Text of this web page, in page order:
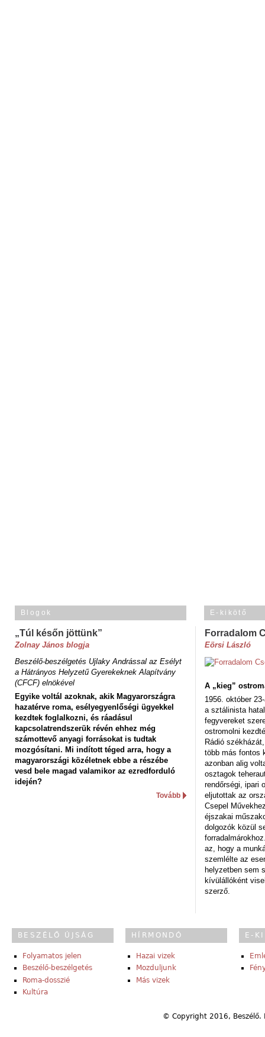
Blogok
„Túl későn jöttünk”
Zolnay János blogja
Beszélő-beszélgetés Ujlaky Andrással az Esélyt
a Hátrányos Helyzetű Gyerekeknek Alapítvány
(CFCF) elnökével
Egyike voltál azoknak, akik Magyarországra
hazatérve roma, esélyegyenlőségi ügyekkel
kezdtek foglalkozni, és ráadásul
kapcsolatrendszerük révén ehhez még
számottevő anyagi forrásokat is tudtak
mozgósítani. Mi indított téged arra, hogy a
magyarországi közéletnek ebbe a részébe
vesd bele magad valamikor az ezredforduló
idején?
Tovább
E-kikötő
Forradalom
Eörsi László
A „kieg”
1956. október
a sztálinista
fegyvereket
ostromolni
Rádió
több más fontos
azonban alig
osztagok
rendőrségi, ipari
eljutottak az
Csepel
éjszakai
dolgozók közül
az, hogy a
szemlélte az
helyzetben sem
kívülállóként
szerző.
BESZÉLŐ ÚJSÁG
Folyamatos jelen
Beszélő-beszélgetés
Roma-dosszié
Kultúra
HÍRMONDÓ
Hazai vizek
Mozduljunk
Más vizek
E-
© Copyright 2016,